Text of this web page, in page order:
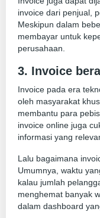
invoice dari penjual,
Meskipun dalam
membayar untuk
perusahaan.
3. Invoice
Invoice pada era
oleh masyarakat
membantu para
invoice online juga
informasi yang
Lalu bagaimana
Umumnya, waktu
kalau jumlah
menghemat banyak
dalam dashboard